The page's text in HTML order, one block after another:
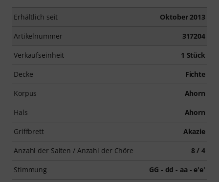
Erhältlich seit Oktober 2013
Artikelnummer 317204
Verkaufseinheit 1 Stück
Decke Fichte
Korpus Ahorn
Hals Ahorn
Griffbrett Akazie
Anzahl der Saiten / Anzahl der Chöre 8 / 4
Stimmung GG - dd - aa - e'e'